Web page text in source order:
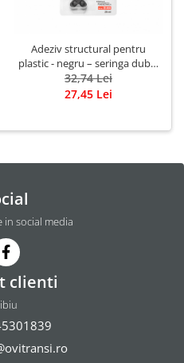
Adeziv structural pentru
plastic - negru – seringa dubla
25 ml
32,74 Lei
27,45 Lei
in social media
clienti